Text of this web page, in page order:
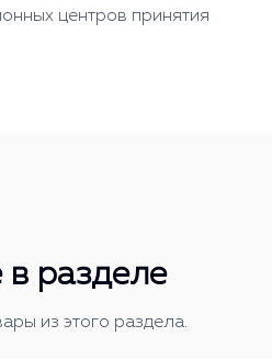
центров принятия
в разделе
из этого раздела.